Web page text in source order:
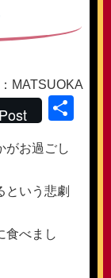
MATSUOKA
Post
がお過ごし
という悲劇
食べまし